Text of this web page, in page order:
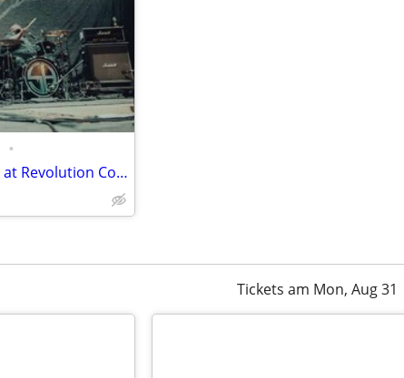
•
2 tickets to see Soul Asylum at Revolution Concert House on 8/19
Tickets am Mon, Aug 31